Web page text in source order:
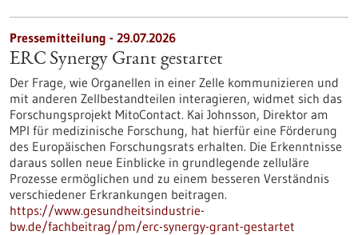
Pressemitteilung - 29.07.2026
ERC Synergy Grant gestartet
Der Frage, wie Organellen in einer Zelle kommunizieren und
mit anderen Zellbestandteilen interagieren, widmet sich das
Forschungsprojekt MitoContact. Kai Johnsson, Direktor am
MPI für medizinische Forschung, hat hierfür eine Förderung
des Europäischen Forschungsrats erhalten. Die Erkenntnisse
daraus sollen neue Einblicke in grundlegende zelluläre
Prozesse ermöglichen und zu einem besseren Verständnis
verschiedener Erkrankungen beitragen.
https://www.gesundheitsindustrie-
bw.de/fachbeitrag/pm/erc-synergy-grant-gestartet